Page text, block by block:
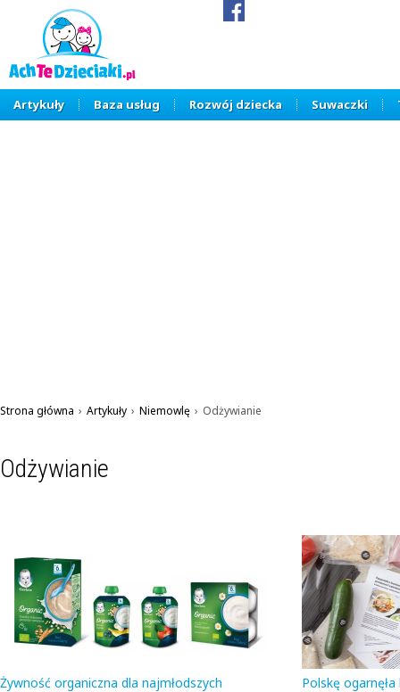
Artykuły Baza usług Rozwój dziecka Suwaczki
Strona główna › Artykuły › Niemowlę › Odżywianie
Odżywianie
Żywność organiczna dla najmłodszych
Polskę